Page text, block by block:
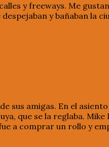
y freeways. Me
y bañaban la
sus amigas. En el
que se la reglaba.
a comprar un rollo y